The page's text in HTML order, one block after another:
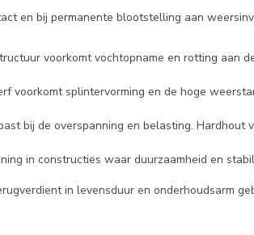
en bij permanente blootstelling aan
voorkomt vochtopname en rotting aan
voorkomt splintervorming en de hoge
bij de overspanning en belasting. Hardhout
in constructies waar duurzaamheid en
in levensduur en onderhoudsarm